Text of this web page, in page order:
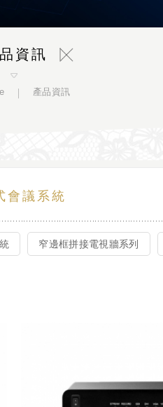
資訊
產品資訊
會議系統
窄邊框拼接電視牆系列